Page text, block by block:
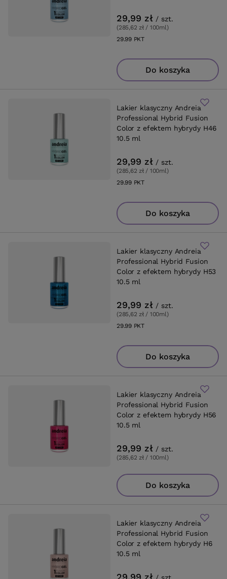
29,99 zł / szt.
(285,62 zł / 100ml)
29.99PKTpunktów
Do koszyka
Lakier klasyczny Andreia
Professional Hybrid Fusion
Color z efektem hybrydy H46
10.5 ml
29,99 zł / szt.
(285,62 zł / 100ml)
29.99PKTpunktów
Do koszyka
Lakier klasyczny Andreia
Professional Hybrid Fusion
Color z efektem hybrydy H53
10.5 ml
29,99 zł / szt.
(285,62 zł / 100ml)
29.99PKTpunktów
Do koszyka
Lakier klasyczny Andreia
Professional Hybrid Fusion
Color z efektem hybrydy H56
10.5 ml
29,99 zł / szt.
(285,62 zł / 100ml)
Do koszyka
Lakier klasyczny Andreia
Professional Hybrid Fusion
Color z efektem hybrydy H6
10.5 ml